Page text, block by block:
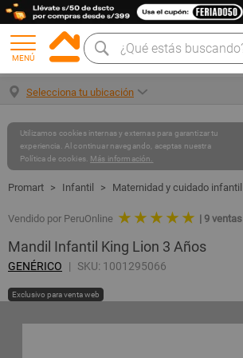
MENÚ
Selecciona tu ubicación
Utilizamos cookies internas y externas para garantizar tu
experiencia. Al continuar navegando, aceptas nuestra
Política de cookies. Más información.
Infantil Maternidad y cuidado infantil
Vendido por PeruOnline ★ ★ ★ ★ ★ | 9 ventas
Mandil Infantil King Lion 3 Años
GENÉRICO SKU: 1001295066
Exclusivo para venta web